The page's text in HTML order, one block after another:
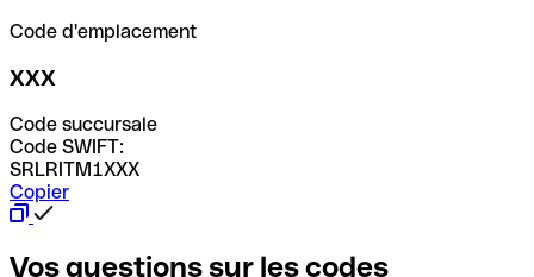
Code d'emplacement
XXX
Code succursale
Code SWIFT:
SRLRITM1XXX
Copier
Vos questions sur les codes